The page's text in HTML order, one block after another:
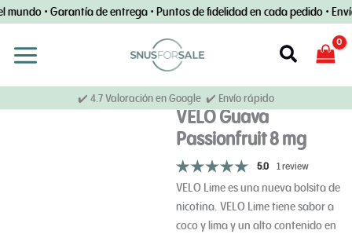
Ir
al
contenido
• Garantía de entrega • Puntos de fidelidad en cada pedido •
Buscar
✔️ 4.7 Valoración en Google ✔️ Envío rápido
VELO Guava
Passionfruit 8 mg
5.0 1 review
VELO Lime es una nueva bolsita de
nicotina. VELO Lime tiene sabor a
coco y lima y un alto contenido en